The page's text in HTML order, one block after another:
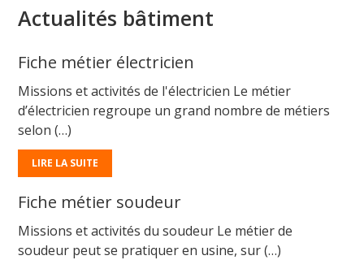
Actualités bâtiment
Fiche métier électricien
Missions et activités de l'électricien Le métier
d’électricien regroupe un grand nombre de métiers
selon (…)
LIRE LA SUITE
Fiche métier soudeur
Missions et activités du soudeur Le métier de
soudeur peut se pratiquer en usine, sur (…)